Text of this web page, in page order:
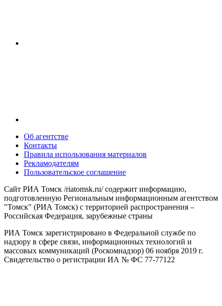
Об агентстве
Контакты
Правила использования материалов
Рекламодателям
Пользовательское соглашение
Сайт РИА Томск /riatomsk.ru/ содержит информацию,
подготовленную Региональным информационным агентством
"Томск" (РИА Томск) с территорией распространения –
Российская Федерация, зарубежные страны
РИА Томск зарегистрировано в Федеральной службе по
надзору в сфере связи, информационных технологий и
массовых коммуникаций (Роскомнадзор) 06 ноября 2019 г.
Свидетельство о регистрации ИА № ФС 77-77122